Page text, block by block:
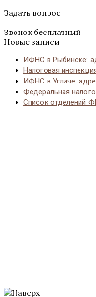
Задать вопрос
Звонок бесплатный
Новые записи
ИФНС в Рыбинске:
Налоговая
ИФНС в Угличе:
Федеральная
Список отделений